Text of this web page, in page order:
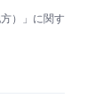
）」に関す